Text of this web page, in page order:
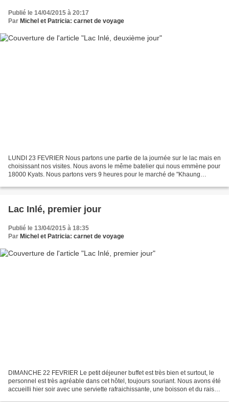
Publié le 14/04/2015 à 20:17
Par Michel et Patricia: carnet de voyage
LUNDI 23 FEVRIER Nous partons une partie de la journée sur le lac mais en
choisissant nos visites. Nous avons le même batelier qui nous emmène pour
18000 Kyats. Nous partons vers 9 heures pour le marché de "Khaung
Lac Inlé, premier jour
Publié le 13/04/2015 à 18:35
Par Michel et Patricia: carnet de voyage
DIMANCHE 22 FEVRIER Le petit déjeuner buffet est très bien et surtout, le
personnel est très agréable dans cet hôtel, toujours souriant. Nous avons été
accueilli hier soir avec une serviette rafraichissante, une boisson et du raisin;